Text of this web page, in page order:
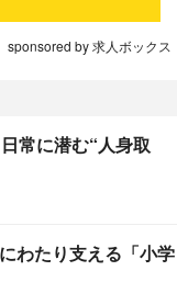
sponsored by 求人ボックス
常に潜む“人身取
わたり支える「小学